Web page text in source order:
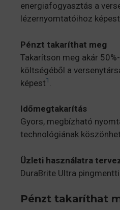
energiafogyasztás a
lézernyomtatóihoz képest
Pénzt takaríthat meg
Takarítson meg akár
költségéből a
képest1
Időmegtakarítás
Gyors, megbízható
technológiának
Üzleti használatra
DuraBrite Ultra
Pénzt takaríthat